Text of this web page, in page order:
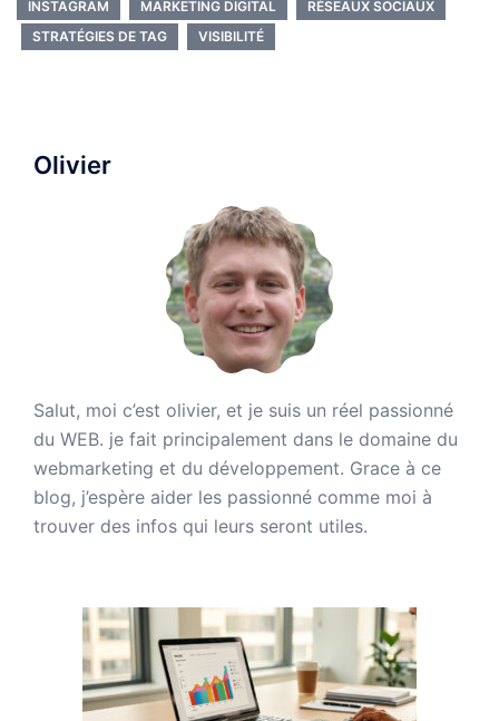
INSTAGRAM MARKETING DIGITAL
RÉSEAUX SOCIAUX
STRATÉGIES DE TAG
VISIBILITÉ
Olivier
Salut, moi c’est olivier, et je suis un réel passionné
du WEB. je fait principalement dans le domaine du
webmarketing et du développement. Grace à ce
blog, j’espère aider les passionné comme moi à
trouver des infos qui leurs seront utiles.